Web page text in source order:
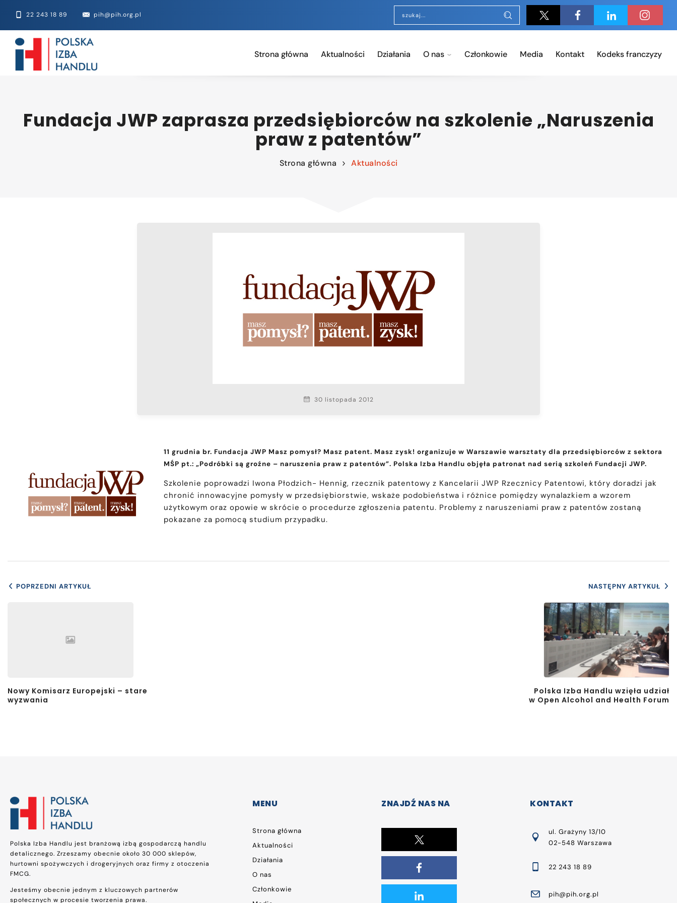
22 243 18 89 pih@pih.org.pl
Strona główna Aktualności Działania O nas Członkowie Media Kontakt Kodeks franczyzy
Fundacja JWP zaprasza przedsiębiorców na szkolenie „Naruszenia
praw z patentów”
Strona główna Aktualności
30 listopada 2012
11 grudnia br. Fundacja JWP Masz pomysł? Masz patent. Masz zysk! organizuje w Warszawie warsztaty dla przedsiębiorców z sektora
MŚP pt.: „Podróbki są groźne – naruszenia praw z patentów”. Polska Izba Handlu objęła patronat nad serią szkoleń Fundacji JWP.
Szkolenie poprowadzi Iwona Płodzich- Hennig, rzecznik patentowy z Kancelarii JWP Rzecznicy Patentowi, który doradzi jak
chronić innowacyjne pomysły w przedsiębiorstwie, wskaże podobieństwa i różnice pomiędzy wynalazkiem a wzorem
użytkowym oraz opowie w skrócie o procedurze zgłoszenia patentu. Problemy z naruszeniami praw z patentów zostaną
pokazane za pomocą studium przypadku.
POPRZEDNI ARTYKUŁ
Nowy Komisarz Europejski – stare
wyzwania
NASTĘPNY ARTYKUŁ
Polska Izba Handlu wzięła udział
w Open Alcohol and Health Forum
Polska Izba Handlu jest branżową izbą gospodarczą handlu
detalicznego. Zrzeszamy obecnie około 30 000 sklepów,
hurtowni spożywczych i drogeryjnych oraz firmy z otoczenia
FMCG.
Jesteśmy obecnie jednym z kluczowych partnerów
społecznych w procesie tworzenia prawa.
MENU
Strona główna
Aktualności
Działania
O nas
Członkowie
ZNAJDŹ NAS NA KONTAKT
ul. Grażyny 13/10
02-548 Warszawa
22 243 18 89
pih@pih.org.pl